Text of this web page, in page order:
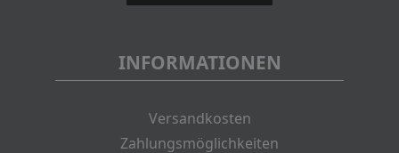
INFORMATIONEN
Versandkosten
Zahlungsmöglichkeiten